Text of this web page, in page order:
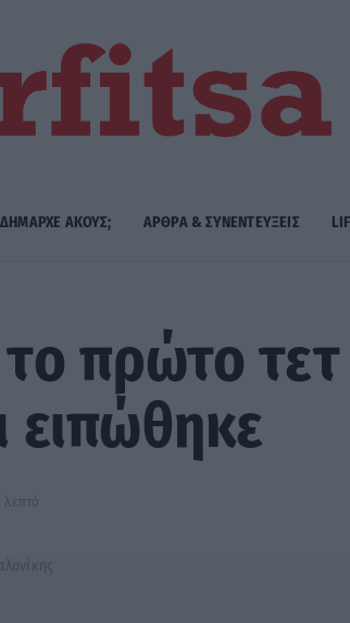
ΔΗΜΑΡΧE ΑΚΟΥΣ; ΑΡΘΡΑ & ΣΥΝΕΝΤΕΥΞΕΙΣ
πρώτο τετ
ειπώθηκε
λεπτό